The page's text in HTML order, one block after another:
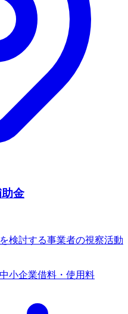
金
検討する事業者の視察活動
中小企業借料・使用料